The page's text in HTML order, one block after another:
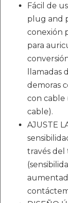
Fácil de
plug and
conexión
para
llamadas
demoras
con cable
cable).
AJUSTE
través del